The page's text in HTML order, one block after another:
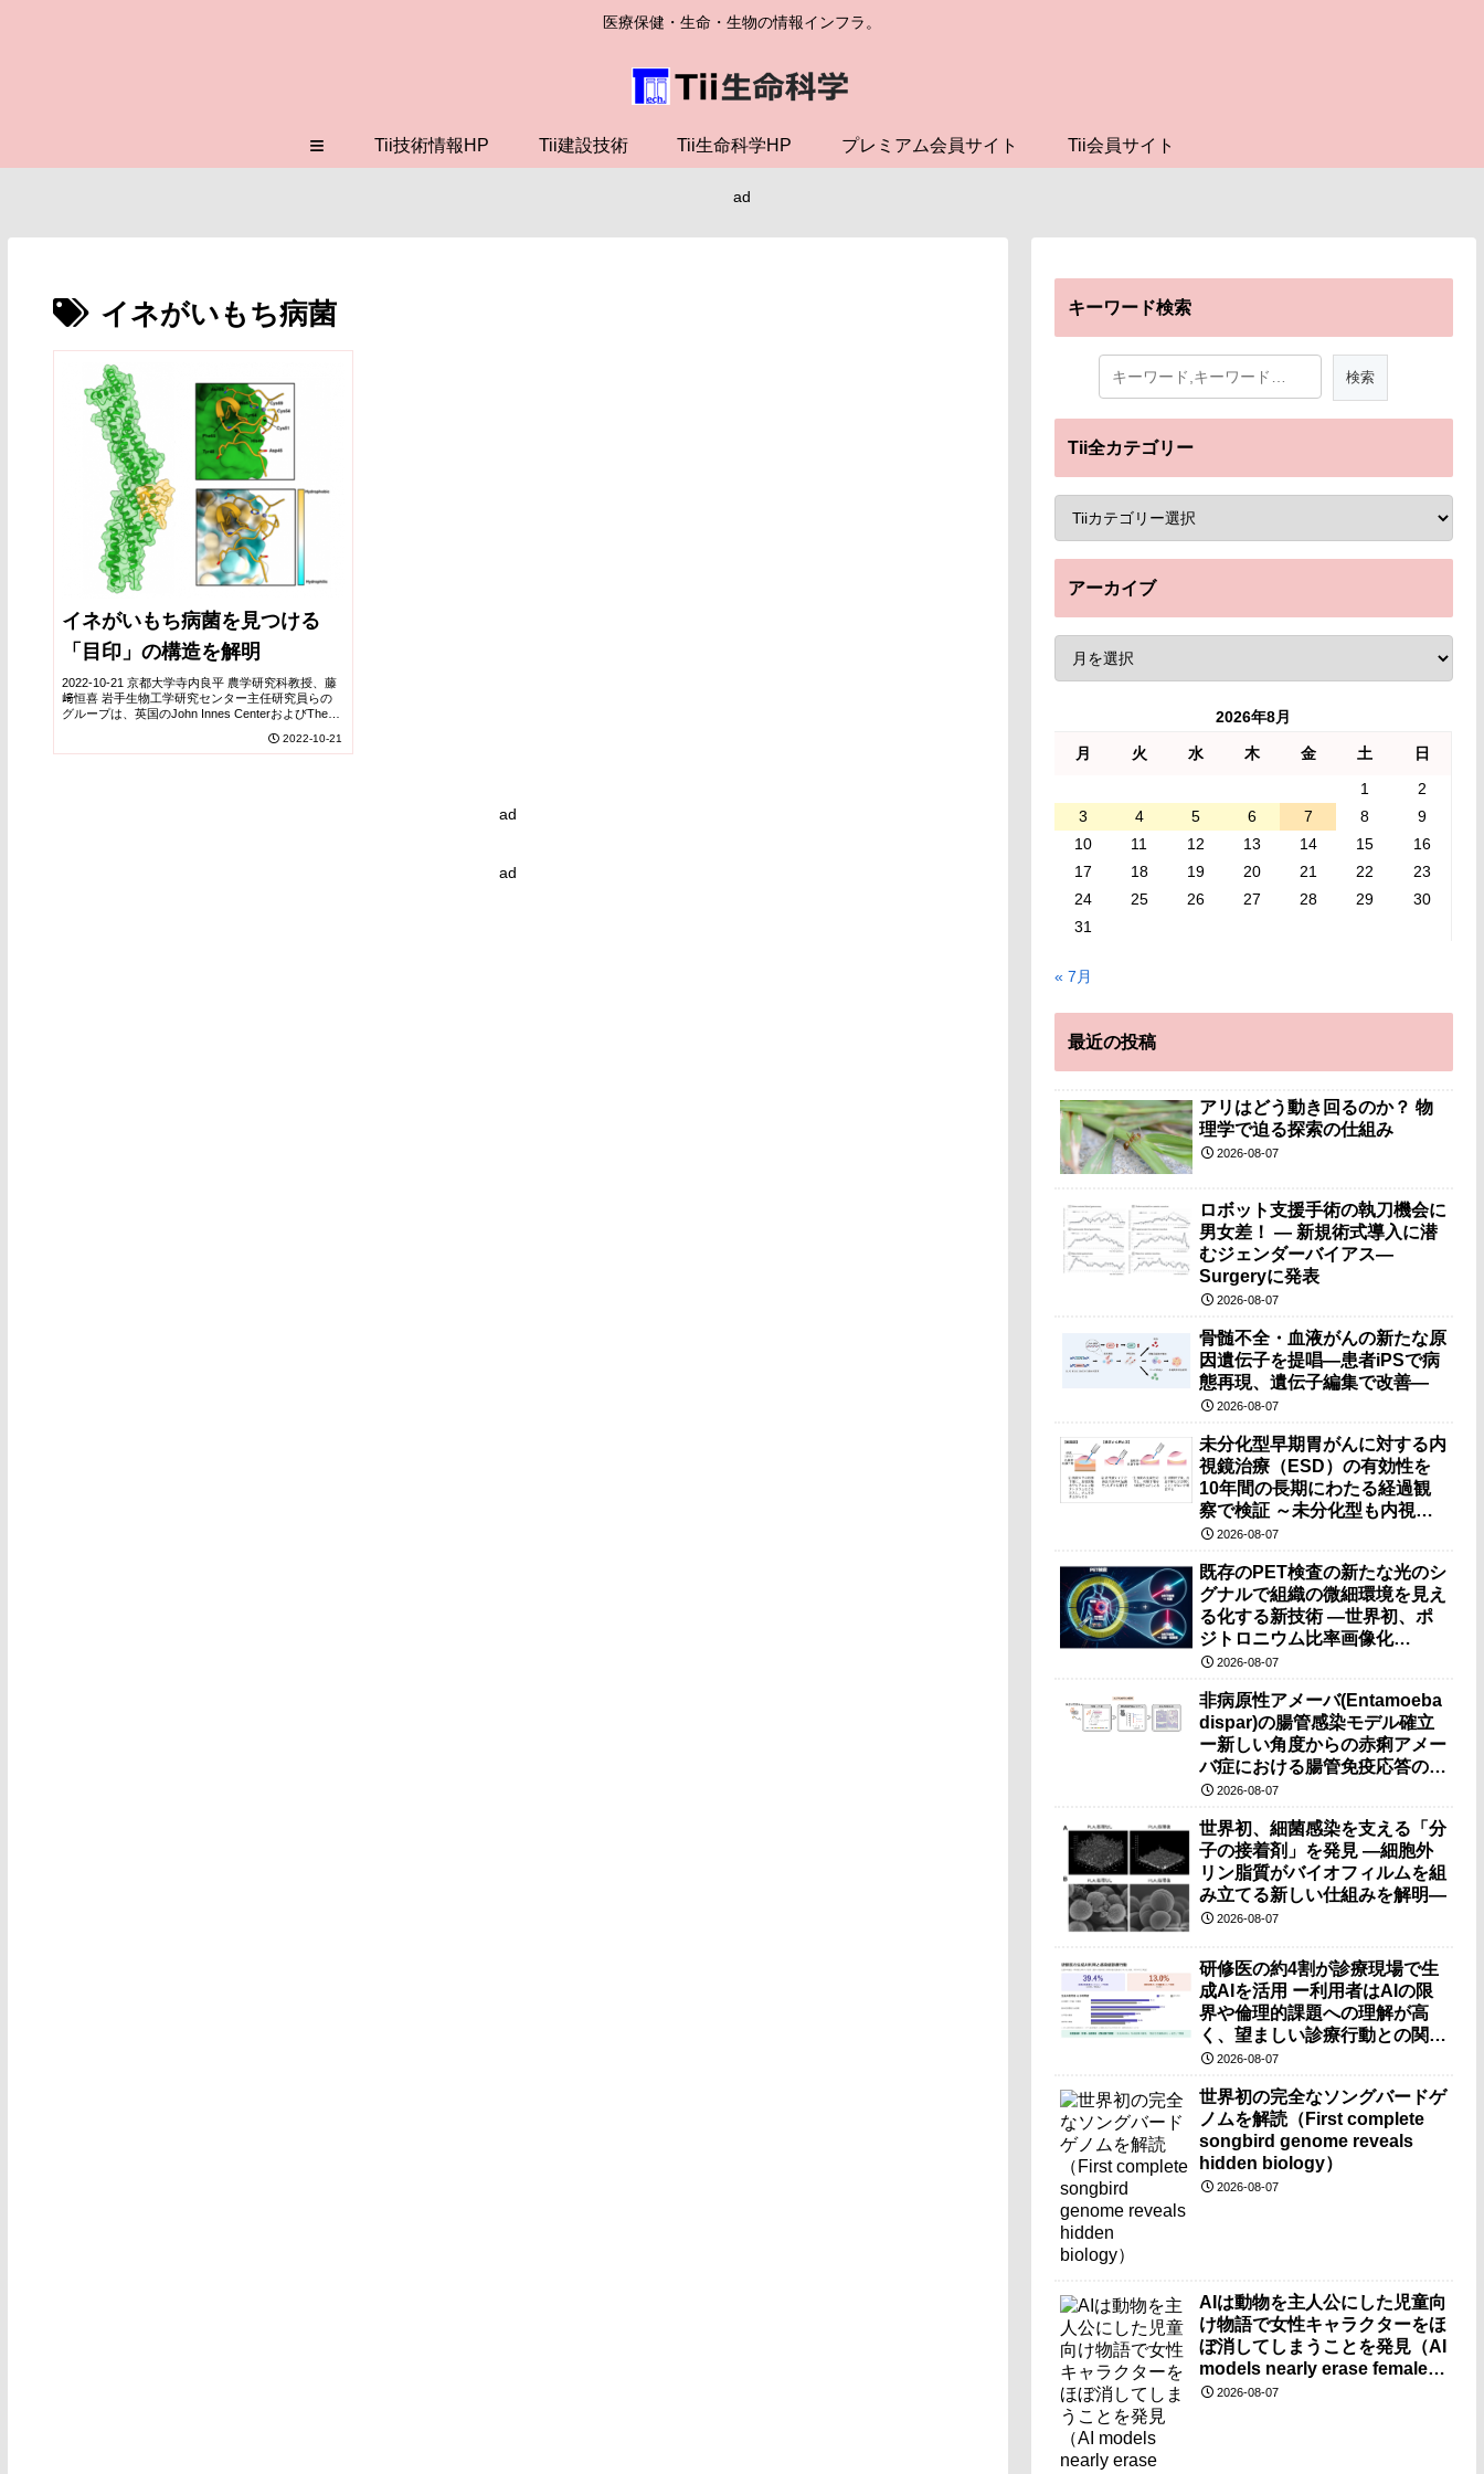
医療保健・生命・生物の情報インフラ。
≡ Tii技術情報HP Tii建設技術 Tii生命科学HP プレミアム会員サイト Tii会員サイト
ad
イネがいもち病菌
イネがいもち病菌を見つける
「目印」の構造を解明
2022-10-21 京都大学寺内良平 農学研究科教授、藤
﨑恒喜 岩手生物工学研究センター主任研究員らの
グループは、英国のJohn Innes CenterおよびThe
2022-10-21
ad
ad
キーワード検索
Tii全カテゴリー
アーカイブ
2026年8月
月 火 水 木 金 土
日
1
2
3
4 5 6 7 8
9
10
11 12 13 14 15
16
17
18 19 20 21 22
23
24
25 26 27 28 29
30
31
« 7月
最近の投稿
アリはどう動き回るのか？ 物
理学で迫る探索の仕組み
2026-08-07
ロボット支援手術の執刀機会に
男女差！ — 新規術式導入に潜
むジェンダーバイアス—
Surgeryに発表
2026-08-07
骨髄不全・血液がんの新たな原
因遺伝子を提唱―患者iPSで病
態再現、遺伝子編集で改善―
2026-08-07
未分化型早期胃がんに対する内
視鏡治療（ESD）の有効性を
10年間の長期にわたる経過観
察で検証 ～未分化型も内視鏡
治療で胃の温存が可能～
2026-08-07
既存のPET検査の新たな光のシ
グナルで組織の微細環境を見え
る化する新技術 ―世界初、ポ
ジトロニウム比率画像化
（PRI）の原理検証に成功―
2026-08-07
非病原性アメーバ(Entamoeba
dispar)の腸管感染モデル確立
ー新しい角度からの赤痢アメー
バ症における腸管免疫応答の理
解に期待ー
2026-08-07
世界初、細菌感染を支える「分
子の接着剤」を発見 ―細胞外
リン脂質がバイオフィルムを組
み立てる新しい仕組みを解明―
2026-08-07
研修医の約4割が診療現場で生
成AIを活用 ー利用者はAIの限
界や倫理的課題への理解が高
く、望ましい診療行動との関連
も確認ー
2026-08-07
世界初の完全なソングバードゲ
ノムを解読（First complete
songbird genome reveals
hidden biology）
2026-08-07
AIは動物を主人公にした児童向
け物語で女性キャラクターをほ
ぼ消してしまうことを発見（AI
models nearly erase female
characters when they write
2026-08-07